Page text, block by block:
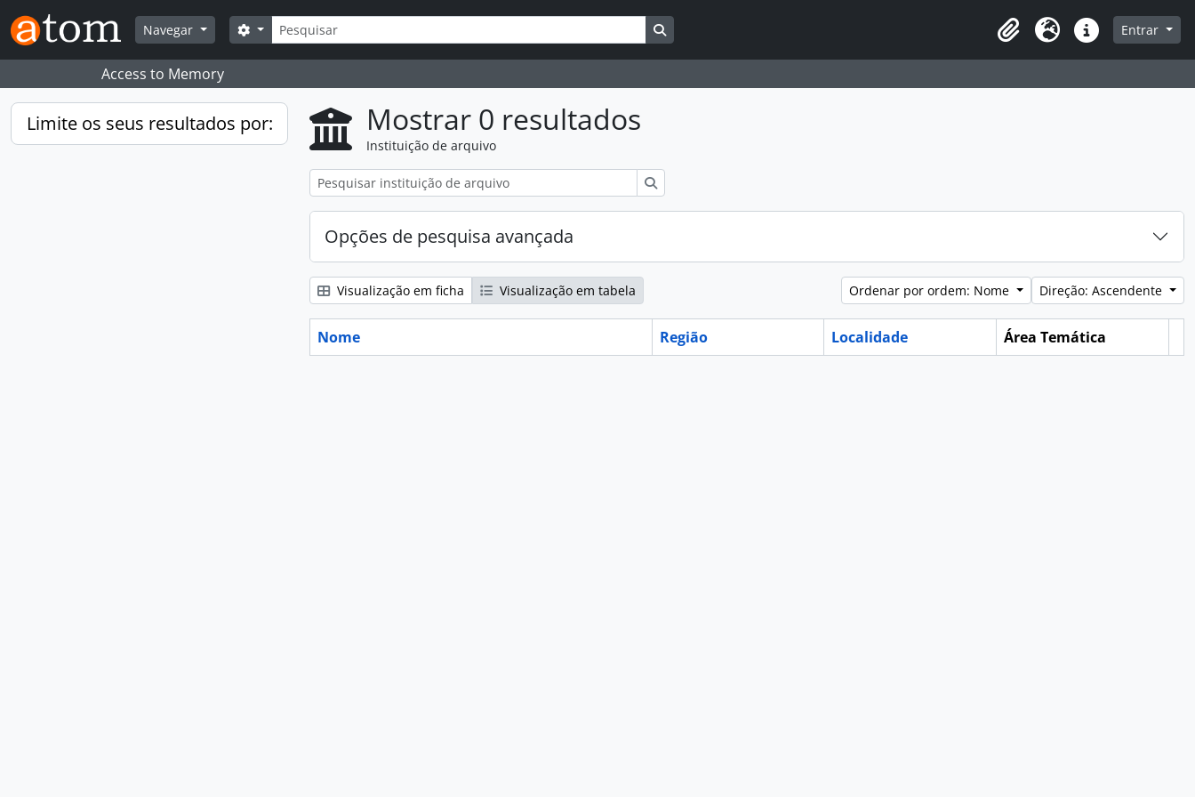
Skip to main content
Navegar
Pesquisar
Search options
Área de transferência
Idioma Ligações rápidas
Entrar
Access to Memory
Limite os seus resultados por: Mostrar 0 resultados
Instituição de arquivo
Opções de pesquisa avançada
Visualização em ficha Visualização em tabela Ordenar por ordem: Nome Direção: Ascendente
Nome Região Localidade
Área Temática